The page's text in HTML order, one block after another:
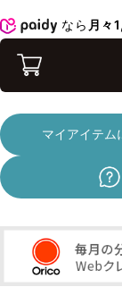
なら 月々
マイアイテム